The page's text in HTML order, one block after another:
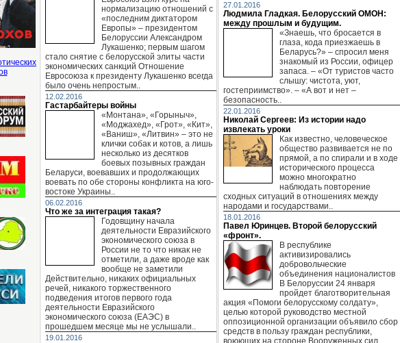
нормализацию отношений с
«последним диктатором
Европы» – президентом
Белоруссии Александром
Лукашенко; первым шагом
стало снятие с белорусской элиты части
экономических санкций Отношение
Евросоюза к президенту Лукашенко всегда
было очень непростым..
12.02.2016
Гастарбайтеры войны
«Монтана», «Горыныч»,
«Моджахед», «Грот», «Кит»,
«Ваниш», «Литвин» – это не
клички собак и котов, а лишь
несколько из десятков
боевых позывных граждан
Беларуси, воевавших и продолжающих
воевать по обе стороны конфликта на юго-
востоке Украины..
06.02.2016
Что же за интеграция такая?
Годовщину начала
деятельности Евразийского
экономического союза в
России не то что никак не
отметили, а даже вроде как
вообще не заметили
Действительно, никаких официальных
речей, никакого торжественного
подведения итогов первого года
деятельности Евразийского
экономического союза (ЕАЭС) в
прошедшем месяце мы не услышали..
19.01.2016
27.01.2016
Людмила Гладкая. Белорусский ОМОН:
между прошлым и будущим.
«Знаешь, что бросается в
глаза, кода приезжаешь в
Беларусь?» – спросил меня
знакомый из России, офицер
запаса. – «От туристов часто
слышу: чистота, уют,
гостеприимство». – «А вот и нет –
безопасность..
22.01.2016
Николай Сергеев: Из истории надо
извлекать уроки
Как известно, человеческое
общество развивается не по
прямой, а по спирали и в ходе
исторического процесса
можно многократно
наблюдать повторение
сходных ситуаций в отношениях между
народами и государствами..
18.01.2016
Павел Юринцев. Второй белорусский
«фронт».
В республике
активизировались
добровольческие
объединения националистов
В Белоруссии 24 января
пройдет благотворительная
акция «Помоги белорусскому солдату»,
целью которой руководство местной
оппозиционной организации объявило сбор
средств в пользу граждан республики,
воюющих на стороне Вооруженных сил